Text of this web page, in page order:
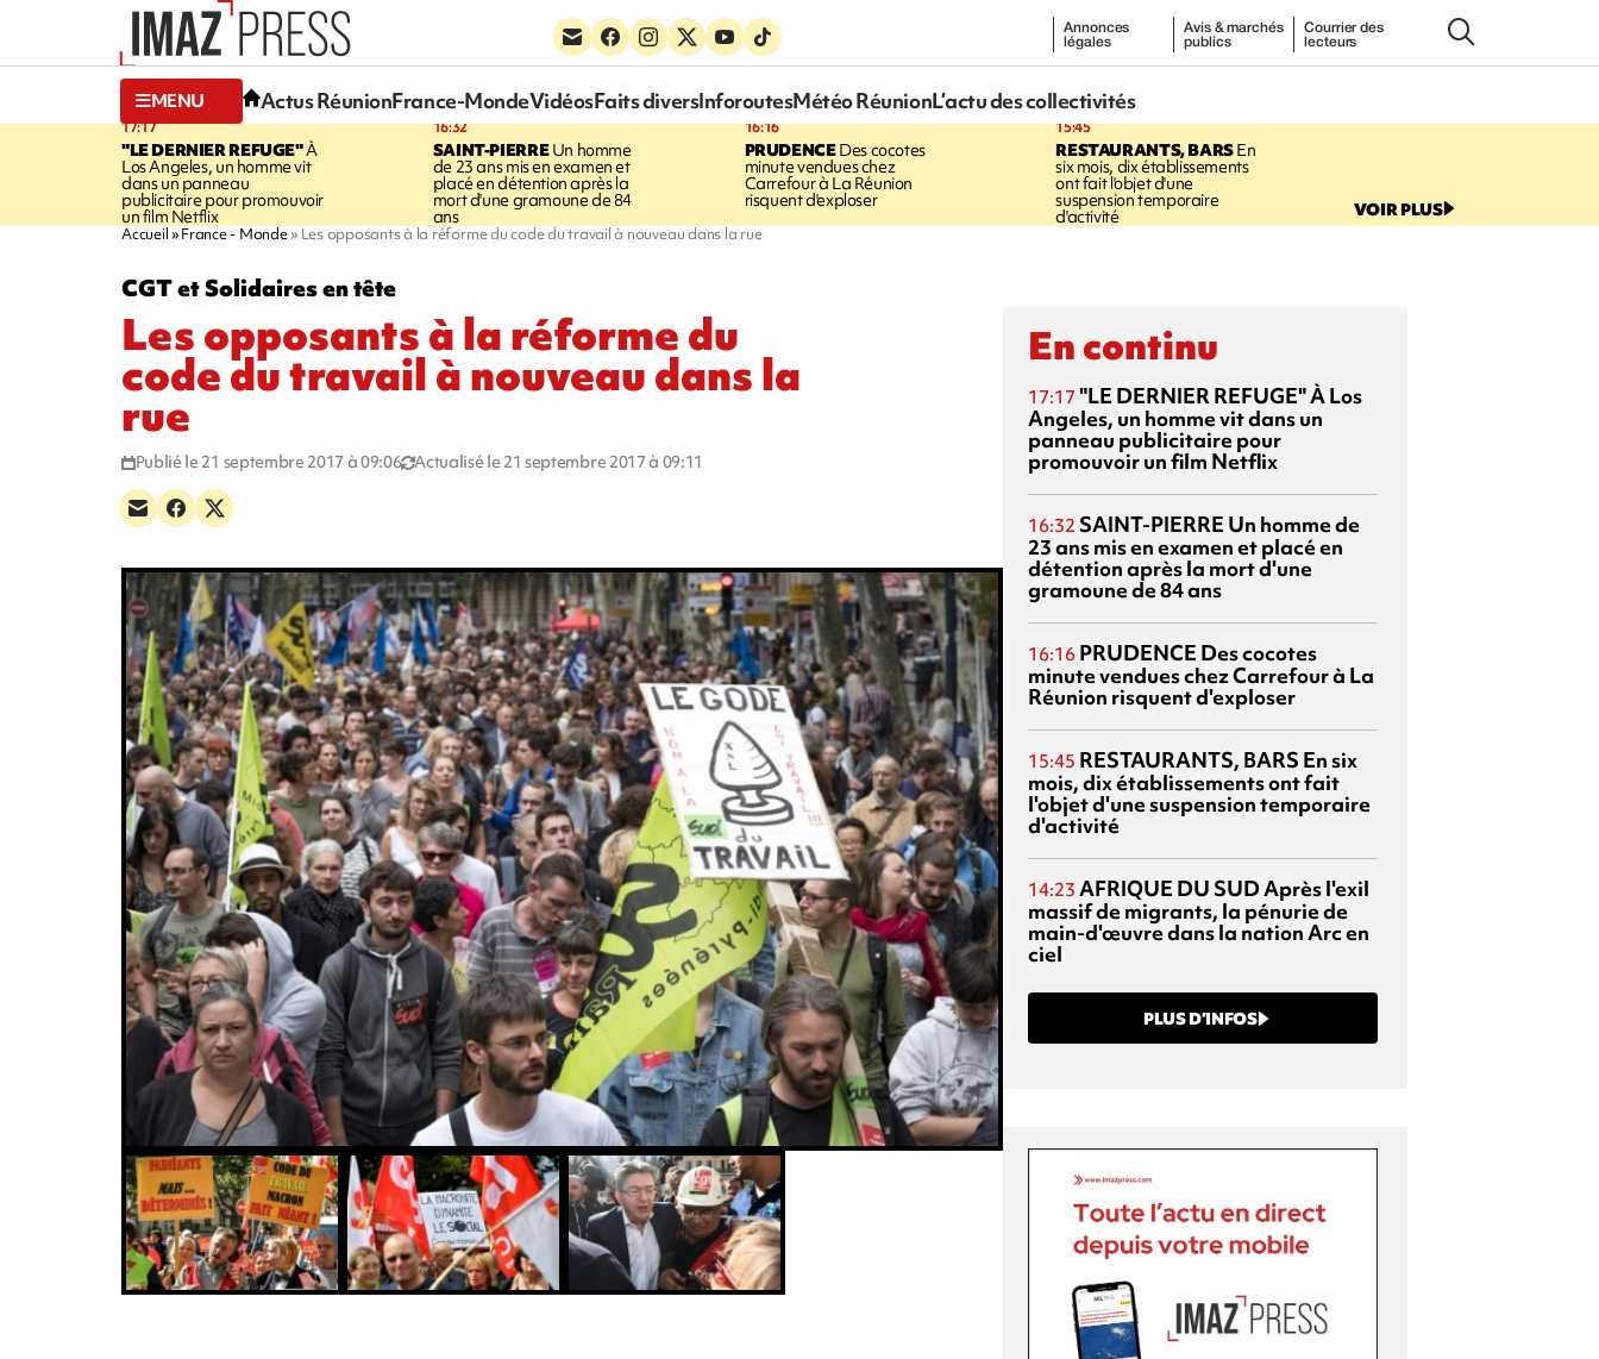
Annonces
légales
Avis & marchés
publics
Courrier des
lecteurs
MENU Actus RéunionFrance-MondeVidéosFaits diversInforoutesMétéo RéunionL’actu des collectivités
17:17
"LE DERNIER REFUGE"À
Los Angeles, un homme vit
dans un panneau
publicitaire pour promouvoir
un film Netflix
16:32
SAINT-PIERREUn homme
de 23 ans mis en examen et
placé en détention après la
mort d'une gramoune de 84
ans
16:16
PRUDENCEDes cocotes
minute vendues chez
Carrefour à La Réunion
risquent d'exploser
15:45
RESTAURANTS, BARSEn
six mois, dix établissements
ont fait l'objet d'une
suspension temporaire
d'activité VOIR PLUS
Accueil France - Monde Les opposants à la réforme du code du travail à nouveau dans la rue
CGT et Solidaires en tête
Les opposants à la réforme du
code du travail à nouveau dans la
rue
Publié le 21 septembre 2017 à 09:06 Actualisé le 21 septembre 2017 à 09:11
En continu
17:17 "LE DERNIER REFUGE"À Los
Angeles, un homme vit dans un
panneau publicitaire pour
promouvoir un film Netflix
16:32 SAINT-PIERRE Un homme de
23 ans mis en examen et placé en
détention après la mort d'une
gramoune de 84 ans
16:16 PRUDENCE Des cocotes
minute vendues chez Carrefour à La
Réunion risquent d'exploser
15:45 RESTAURANTS, BARS En six
mois, dix établissements ont fait
l'objet d'une suspension temporaire
d'activité
14:23 AFRIQUE DU SUDAprès l'exil
massif de migrants, la pénurie de
main-d'œuvre dans la nation Arc en
ciel
PLUS D’INFOS